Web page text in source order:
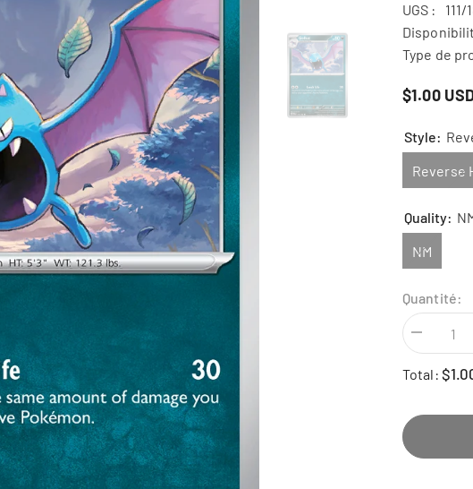
UGS :
111/
Type de
$1.00
Style:
Reverse
Quality:
NM
Quantité:
Diminuer
la
quantité
pour
111/182
Rift
Total: